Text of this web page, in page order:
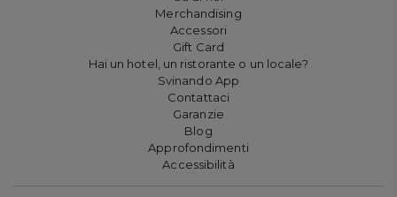
Merchandising
Accessori
Gift Card
Hai un hotel, un ristorante o un locale?
Svinando App
Contattaci
Garanzie
Blog
Approfondimenti
Accessibilità